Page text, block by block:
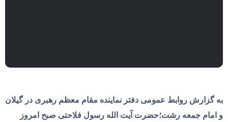
به گزارش روابط عمومی دفتر نماینده مقام معظم رهبری در گیلان
و امام جمعه رشت؛حضرت آیت الله رسول فلاحتی صبح امروز